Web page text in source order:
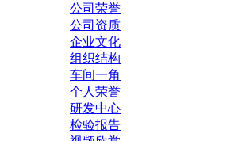
公司荣誉
公司资质
企业文化
组织结构
车间一角
个人荣誉
研发中心
检验报告